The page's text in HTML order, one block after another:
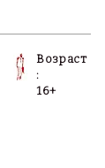
Возраст
:
16+